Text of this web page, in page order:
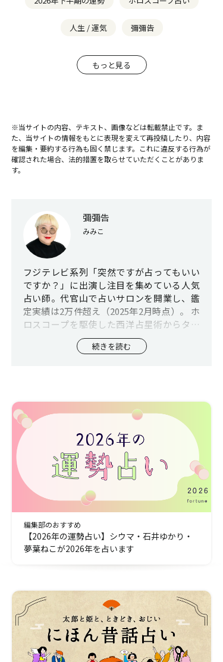
人生 / 運気 彌彌告
もっと見る
※当サイトの内容、テキスト、画像などは転載禁止です。ま
た、当サイトの情報をもとに表現を変えて再投稿したり、内容
を編集・要約する行為も固く禁じます。これに違反する行為が
確認された場合、法的措置を取らせていただくことがありま
す。
彌彌告
みみこ
フジテレビ系列「突然ですが占ってもいい
ですか？」に出演し注目を集めている人気
占い師。代官山で占いサロンを開業し、鑑
定実績は2万件超え（2025年2月時点）。 ホ
ロスコープを駆使した西洋占星術からタロ
ット占いやオラクルカードなどの多岐にわ
たる占術を用いて、悩める人々に寄り添う
手掛け、幅広い活動を展開中。
続きを読む
編集部のおすすめ
【2026年の運勢占い】シウマ・石井ゆかり・
夢葉ねこが2026年を占います